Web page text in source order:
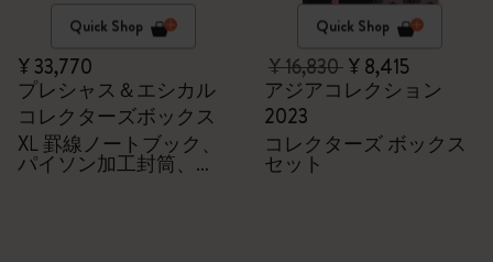
Quick Shop
¥ 33,770
プレシャス＆エシカル
コレクターズボックス
XL 罫線ノートブック、
パイソン加工封筒、
Quick Shop
¥ 16,830¥ 8,415
アジアコレクション
2023
コレクターズ ボックス
セット